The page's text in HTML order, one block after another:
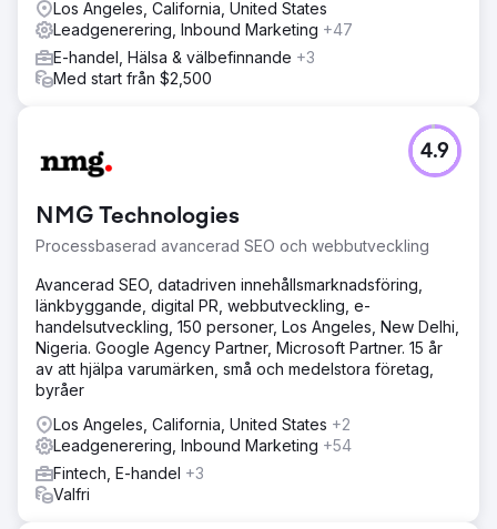
Los Angeles, California, United States
Leadgenerering, Inbound Marketing +47
E-handel, Hälsa & välbefinnande +3
Med start från $2,500
NMG Technologies
Processbaserad avancerad SEO och webbutveckling
4.9
Avancerad SEO, datadriven innehållsmarknadsföring,
länkbyggande, digital PR, webbutveckling, e-
handelsutveckling, 150 personer, Los Angeles, New Delhi,
Nigeria. Google Agency Partner, Microsoft Partner. 15 år
av att hjälpa varumärken, små och medelstora företag,
byråer
Los Angeles, California, United States +2
Leadgenerering, Inbound Marketing +54
Fintech, E-handel +3
Valfri